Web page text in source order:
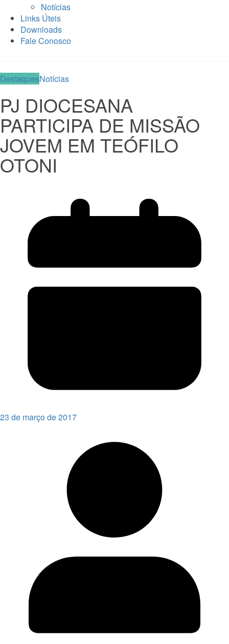
Notícias
Links Úteis
Downloads
Fale Conosco
DestaquesNotícias
PJ DIOCESANA
PARTICIPA DE MISSÃO
JOVEM EM TEÓFILO
OTONI
23 de março de 2017